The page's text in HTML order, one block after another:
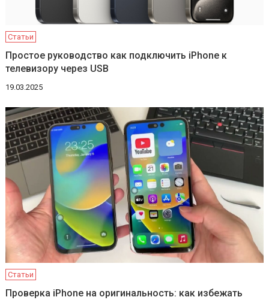
Статьи
Простое руководство как подключить iPhone к
телевизору через USB
19.03.2025
Статьи
Проверка iPhone на оригинальность: как избежать